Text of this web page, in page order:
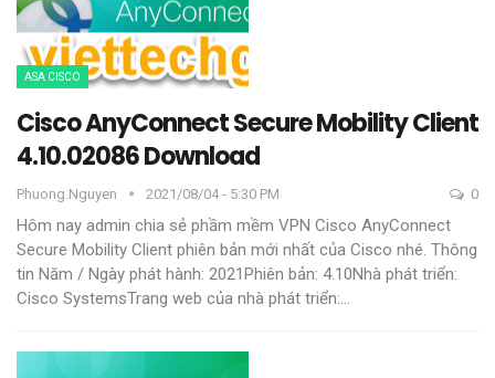
ASA CISCO
Cisco AnyConnect Secure Mobility Client
4.10.02086 Download
Phuong.nguyen 2021/08/04 - 5:30 PM 0
Hôm nay admin chia sẻ phầm mềm VPN Cisco AnyConnect
Secure Mobility Client phiên bản mới nhất của Cisco nhé. Thông
tin Năm / Ngày phát hành: 2021Phiên bản: 4.10Nhà phát triển:
Cisco SystemsTrang web của nhà phát triển:…